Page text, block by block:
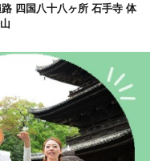
四国八十八ヶ所 石手寺 体